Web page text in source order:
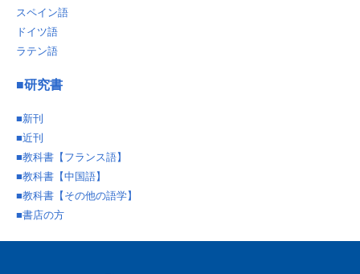
スペイン語
ドイツ語
ラテン語
■研究書
■新刊
■近刊
■教科書【フランス語】
■教科書【中国語】
■教科書【その他の語学】
■書店の方